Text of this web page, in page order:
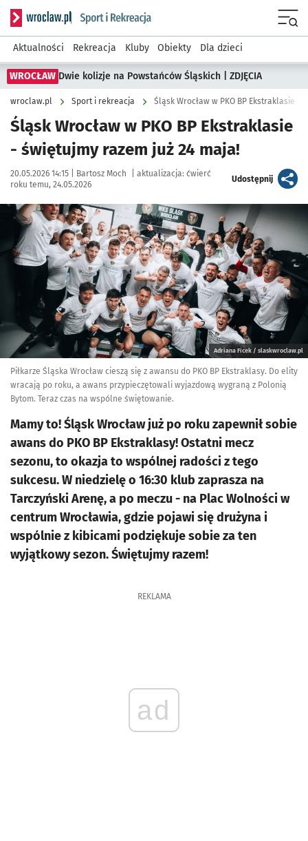
Serwis informacyjny wroclaw.pl podserwis: Sport i rekreacja
Aktualności Rekreacja Kluby Obiekty Dla dzieci
WROCŁAW Dwie kolizje na Powstańców Śląskich | ZDJĘCIA
wroclaw.pl Sport i rekreacja Śląsk Wrocław w PKO BP Ekstraklasie -
Śląsk Wrocław w PKO BP Ekstraklasie
- świętujmy razem już 24 maja!
Data publikacji:
20.05.2026 14:15 | Autor:
Bartosz Moch aktualizacja: ćwierć
roku temu, 24.05.2026
Udostępnijartykuł
Kliknij, aby powiększyć
Adriana Ficek / slaskwroclaw.pl
Piłkarze Śląska Wrocław cieszą się z awansu do PKO BP Ekstraklasy. Do elity
wracają po roku, a awans przypieczętowali wyjazdową wygraną z Polonią
Bytom. Teraz czas na wspólne świętowanie.
Mamy to! Śląsk Wrocław już po roku zapewnił sobie
awans do PKO BP Ekstraklasy! Ostatni mecz
sezonu, to okazja to wspólnej radości z tego
sukcesu. W niedzielę o 16:30 klub zaprasza na
Tarczyński Arenę, a po meczu - na Plac Wolności w
centrum Wrocławia, gdzie pojawi się drużyna i
wspólnie z kibicami podziękuje sobie za ten
wyjątkowy sezon. Świętujmy razem!
REKLAMA
ad